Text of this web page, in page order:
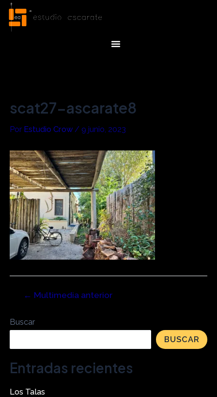
Menu
scat27-ascarate8
Por Estudio Crow / 9 junio, 2023
Navegación
de
← Multimedia anterior
Buscar
BUSCAR
Entradas recientes
Los Talas